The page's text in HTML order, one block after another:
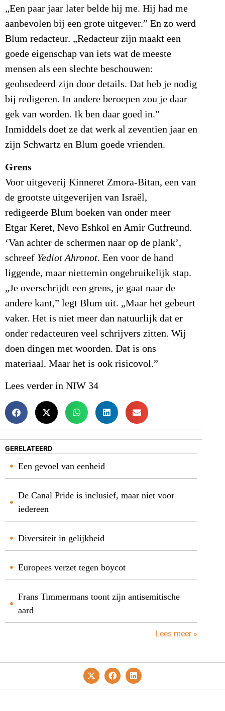
„Een paar jaar later belde hij me. Hij had me
aanbevolen bij een grote uitgever.” En zo werd
Blum redacteur. „Redacteur zijn maakt een
goede eigenschap van iets wat de meeste
mensen als een slechte beschouwen:
geobsedeerd zijn door details. Dat heb je nodig
bij redigeren. In andere beroepen zou je daar
gek van worden. Ik ben daar goed in.”
Inmiddels doet ze dat werk al zeventien jaar en
zijn Schwartz en Blum goede vrienden.
Grens
Voor uitgeverij Kinneret Zmora-Bitan, een van
de grootste uitgeverijen van Israël,
redigeerde Blum boeken van onder meer
Etgar Keret, Nevo Eshkol en Amir Gutfreund.
‘Van achter de schermen naar op de plank’,
schreef Yediot Ahronot. Een voor de hand
liggende, maar niettemin ongebruikelijk stap.
„Je overschrijdt een grens, je gaat naar de
andere kant,” legt Blum uit. „Maar het gebeurt
vaker. Het is niet meer dan natuurlijk dat er
onder redacteuren veel schrijvers zitten. Wij
doen dingen met woorden. Dat is ons
materiaal. Maar het is ook risicovol.”
Lees verder in NIW 34
GERELATEERD
Een gevoel van eenheid
De Canal Pride is inclusief, maar niet voor
iedereen
Diversiteit in gelijkheid
Europees verzet tegen boycot
Frans Timmermans toont zijn antisemitische
aard
Lees meer »